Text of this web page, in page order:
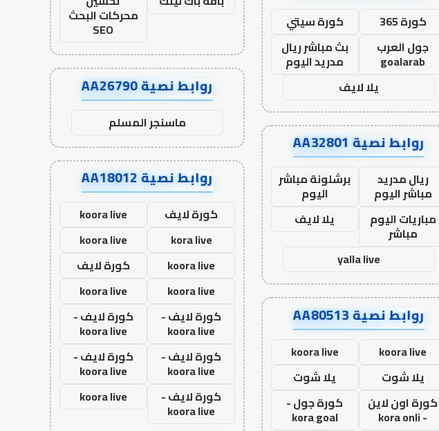
كورة 365
كورة سيتي
جول العرب
goalarab
بث مباشر ريال
مدريد اليوم
يلا لايف
روابط نصية AA32801
ريال مدريد
مباشر اليوم
برشلونة مباشر
اليوم
مباريات اليوم
مباشر
يلا لايف
yalla live
روابط نصية AA80513
koora live
koora live
يلا شوت
يلا شوت
كورة اون لاين
- kora onli
كورة جول -
kora goal
محركات البحث
SEO
روابط نصية AA26790
ماسنجر المسلم
روابط نصية AA18012
كورة لايف
koora live
kora live
koora live
koora live
كورة لايف
koora live
koora live
كورة لايف -
koora live
كورة لايف -
koora live
كورة لايف -
koora live
كورة لايف -
koora live
كورة لايف -
koora live
koora live